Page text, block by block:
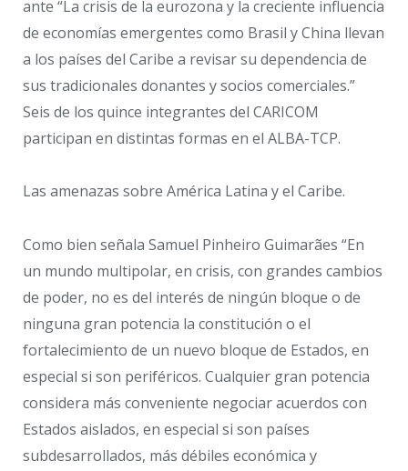
ante “La crisis de la eurozona y la creciente influencia
de economías emergentes como Brasil y China llevan
a los países del Caribe a revisar su dependencia de
sus tradicionales donantes y socios comerciales.”
Seis de los quince integrantes del CARICOM
participan en distintas formas en el ALBA-TCP.
Las amenazas sobre América Latina y el Caribe.
Como bien señala Samuel Pinheiro Guimarães “En
un mundo multipolar, en crisis, con grandes cambios
de poder, no es del interés de ningún bloque o de
ninguna gran potencia la constitución o el
fortalecimiento de un nuevo bloque de Estados, en
especial si son periféricos. Cualquier gran potencia
considera más conveniente negociar acuerdos con
Estados aislados, en especial si son países
subdesarrollados, más débiles económica y